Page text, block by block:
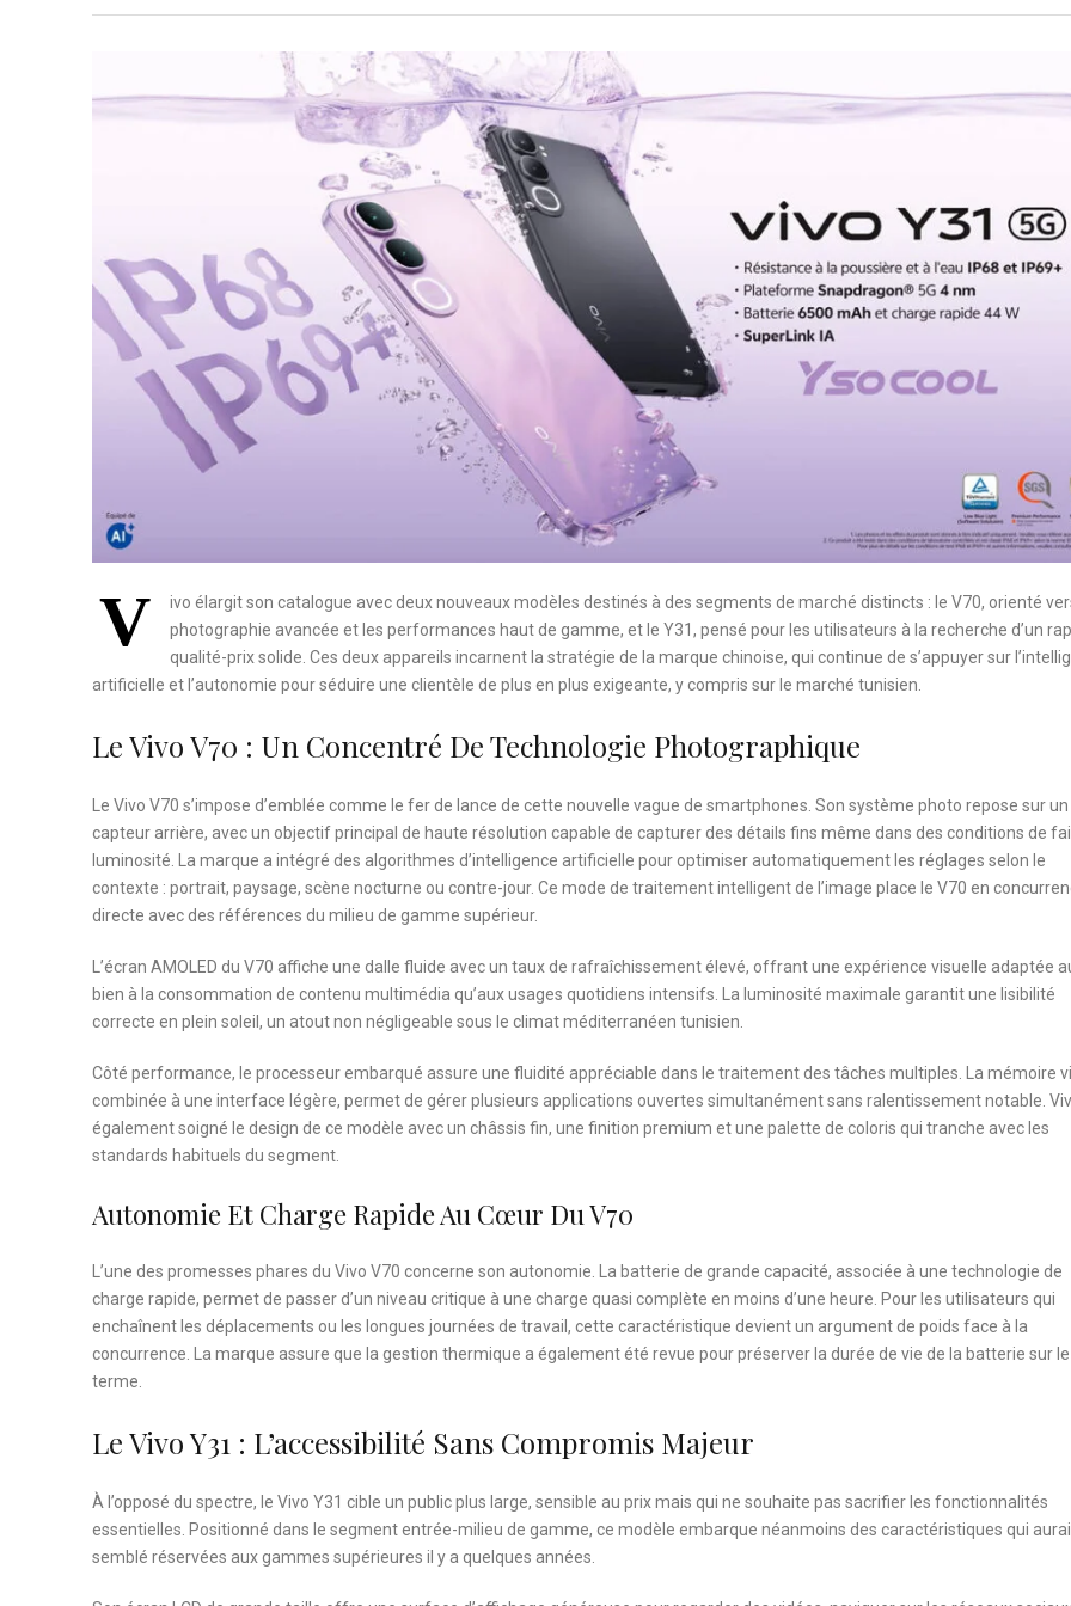
V
ivo élargit son catalogue avec deux nouveaux modèles destinés à des segments de marché distincts : le V70, orienté
photographie avancée et les performances haut de gamme, et le Y31, pensé pour les utilisateurs à la recherche d’un
qualité-prix solide. Ces deux appareils incarnent la stratégie de la marque chinoise, qui continue de s’appuyer sur
artificielle et l’autonomie pour séduire une clientèle de plus en plus exigeante, y compris sur le marché tunisien.
Le Vivo V70 : Un Concentré De Technologie Photographique
Le Vivo V70 s’impose d’emblée comme le fer de lance de cette nouvelle vague de smartphones. Son système photo repose sur
capteur arrière, avec un objectif principal de haute résolution capable de capturer des détails fins même dans des conditions de
luminosité. La marque a intégré des algorithmes d’intelligence artificielle pour optimiser automatiquement les réglages selon le
contexte : portrait, paysage, scène nocturne ou contre-jour. Ce mode de traitement intelligent de l’image place le V70 en
directe avec des références du milieu de gamme supérieur.
L’écran AMOLED du V70 affiche une dalle fluide avec un taux de rafraîchissement élevé, offrant une expérience visuelle adaptée
bien à la consommation de contenu multimédia qu’aux usages quotidiens intensifs. La luminosité maximale garantit une lisibilité
correcte en plein soleil, un atout non négligeable sous le climat méditerranéen tunisien.
Côté performance, le processeur embarqué assure une fluidité appréciable dans le traitement des tâches multiples. La mémoire
combinée à une interface légère, permet de gérer plusieurs applications ouvertes simultanément sans ralentissement notable.
également soigné le design de ce modèle avec un châssis fin, une finition premium et une palette de coloris qui tranche avec les
standards habituels du segment.
Autonomie Et Charge Rapide Au Cœur Du V70
L’une des promesses phares du Vivo V70 concerne son autonomie. La batterie de grande capacité, associée à une technologie de
charge rapide, permet de passer d’un niveau critique à une charge quasi complète en moins d’une heure. Pour les utilisateurs qui
enchaînent les déplacements ou les longues journées de travail, cette caractéristique devient un argument de poids face à la
concurrence. La marque assure que la gestion thermique a également été revue pour préserver la durée de vie de la batterie sur
terme.
Le Vivo Y31 : L’accessibilité Sans Compromis Majeur
À l’opposé du spectre, le Vivo Y31 cible un public plus large, sensible au prix mais qui ne souhaite pas sacrifier les fonctionnalités
essentielles. Positionné dans le segment entrée-milieu de gamme, ce modèle embarque néanmoins des caractéristiques qui
semblé réservées aux gammes supérieures il y a quelques années.